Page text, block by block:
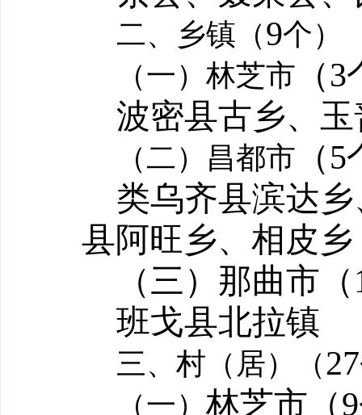
二、乡镇（9个）
（一）林芝市 （3
波密县古乡、
（二）昌都市 （5
类乌齐县滨达
县阿旺乡、相皮乡
（三）那曲市（
班戈县北拉镇
三、村（居）（27
（一） 林芝市（9